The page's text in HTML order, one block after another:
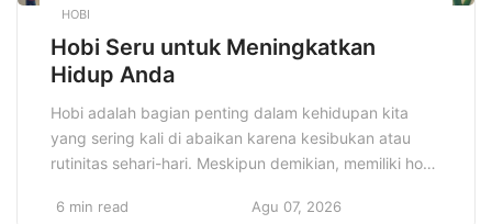
HOBI
Hobi Seru untuk Meningkatkan
Hidup Anda
Hobi adalah bagian penting dalam kehidupan kita
yang sering kali di abaikan karena kesibukan atau
rutinitas sehari-hari. Meskipun demikian, memiliki hobi
Hobi seru untuk meningkatkan hidup Anda dapat
6 min read Agu 07, 2026